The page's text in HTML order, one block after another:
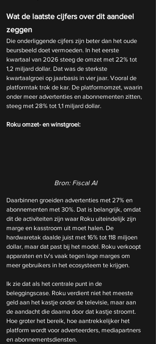
Wat de laatste cijfers over dit aandeel
zeggen
Die onderliggende cijfers zijn beter dan het oude
beursbeeld doet vermoeden. In het eerste
kwartaal van 2026 steeg de omzet met 22% tot
1,2 miljard dollar. Dat was de sterkste
kwartaalgroei op jaarbasis in vier jaar. Vooral de
platformtak trok de kar. De platformomzet, waarin
onder meer advertenties en abonnementen zitten,
steeg met 28% tot 1,1 miljard dollar.
Roku omzet- en winstgroei:
Bron: Fiscal AI
Daarbinnen groeiden advertenties met 27% en
abonnementen met 30%. Dat is belangrijk, omdat
dit de activiteiten zijn waar Roku uiteindelijk zijn
marge en kasstroom uit moet halen. De
hardwaretak daalde juist met 16% tot 118 miljoen
dollar, maar dat past bij het model. Roku verkoopt
apparaten en tv's vaak tegen lage marges om
meer gebruikers in het ecosysteem te krijgen.
Ik zie dat als het centrale punt in de
beleggingscase. Roku verdient niet het meeste
geld aan het kastje onder de televisie, maar aan
de aandacht die daarna door dat kastje stroomt.
Hoe groter het bereik, hoe aantrekkelijker het
platform wordt voor adverteerders, mediapartners
en abonnementsdiensten.